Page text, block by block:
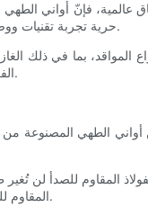
عالمية، فإنّ أواني
حرية تجربة تقنيات ووصفات مختلفة. من تحمير شريحة لحم مطهوة بإتقان إلى طهي يخنة شهية، يتفوّق الفولاذ المقاوم للصدأ في كلّ مسعى طهي.
المواقد، بما في ذلك
الفرن. إضافةً إلى ذلك، يمكن تجميد أواني الطهي المصنوعة من الفولاذ المقاوم للصدأ، مما يتيح لك تخزين بقايا الطعام بسهولة.
الطهي المصنوعة من
المقاوم للصدأ لن
المقاوم للصدأ مفيدًا بشكل خاص للمكونات الحمضية مثل الطماطم أو الحمضيات، لأنها لن تتفاعل ولن تؤثر على المذاق العام لوجباتك.